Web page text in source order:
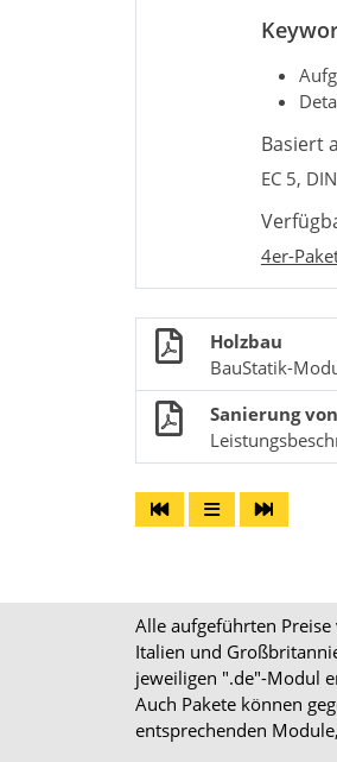
Basiert
EC 5,
4er-
Holzbau
BauStatik-
Sanierung
Alle aufgeführten
Italien und
jeweiligen ".de"-Modul
Auch Pakete können
entsprechenden